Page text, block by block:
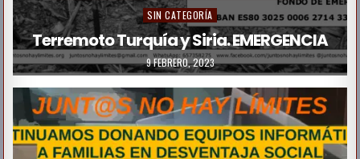
SIN CATEGORÍA
Terremoto Turquía y Siria. EMERGENCIA
9 FEBRERO, 2023